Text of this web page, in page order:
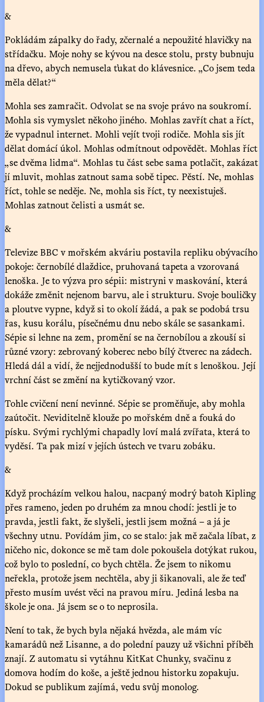
&
Pokládám zápalky do řady, zčernalé a nepoužité hlavičky na
střídačku. Moje nohy se kývou na desce stolu, prsty bubnuju
na dřevo, abych nemusela ťukat do klávesnice. „Co jsem teda
měla dělat?“
Mohla ses zamračit. Odvolat se na svoje právo na soukromí.
Mohla sis vymyslet někoho jiného. Mohlas zavřít chat a říct,
že vypadnul internet. Mohli vejít tvoji rodiče. Mohla sis jít
dělat domácí úkol. Mohlas odmítnout odpovědět. Mohlas říct
„se dvěma lidma“. Mohlas tu část sebe sama potlačit, zakázat
jí mluvit, mohlas zatnout sama sobě tipec. Pěstí. Ne, mohlas
říct, tohle se neděje. Ne, mohla sis říct, ty neexistuješ.
Mohlas zatnout čelisti a usmát se.
&
Televize BBC v mořském akváriu postavila repliku obývacího
pokoje: černobílé dlaždice, pruhovaná tapeta a vzorovaná
lenoška. Je to výzva pro sépii: mistryni v maskování, která
dokáže změnit nejenom barvu, ale i strukturu. Svoje bouličky
a ploutve vypne, když si to okolí žádá, a pak se podobá trsu
řas, kusu korálu, písečnému dnu nebo skále se sasankami.
Sépie si lehne na zem, promění se na černobílou a zkouší si
různé vzory: zebrovaný koberec nebo bílý čtverec na zádech.
Hledá dál a vidí, že nejjednodušší to bude mít s lenoškou. Její
vrchní část se změní na kytičkovaný vzor.
Tohle cvičení není nevinné. Sépie se proměňuje, aby mohla
zaútočit. Neviditelně klouže po mořském dně a fouká do
písku. Svými rychlými chapadly loví malá zvířata, která to
vyděsí. Ta pak mizí v jejích ústech ve tvaru zobáku.
&
Když procházím velkou halou, nacpaný modrý batoh Kipling
přes rameno, jeden po druhém za mnou chodí: jestli je to
pravda, jestli fakt, že slyšeli, jestli jsem možná – a já je
všechny utnu. Povídám jim, co se stalo: jak mě začala líbat, z
ničeho nic, dokonce se mě tam dole pokoušela dotýkat rukou,
což bylo to poslední, co bych chtěla. Že jsem to nikomu
neřekla, protože jsem nechtěla, aby ji šikanovali, ale že teď
přesto musím uvést věci na pravou míru. Jediná lesba na
škole je ona. Já jsem se o to neprosila.
Není to tak, že bych byla nějaká hvězda, ale mám víc
kamarádů než Lisanne, a do polední pauzy už všichni příběh
znají. Z automatu si vytáhnu KitKat Chunky, svačinu z
domova hodím do koše, a ještě jednou historku zopakuju.
Dokud se publikum zajímá, vedu svůj monolog.